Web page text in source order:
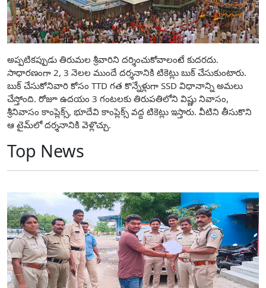
అప్పటికప్పుడు తిరుమల శ్రీవారిని దర్శించుకోవాలంటే కుద‌ర‌దు.
సాధారణంగా 2, 3 నెలల ముందే దర్శనానికి టికెట్లు బుక్ చేసుకుంటారు.
బుక్ చేసుకోనివారి కోసం TTD గత కొన్నేళ్లుగా SSD విధానాన్ని అమలు
చేస్తోంది. రోజూ ఉదయం 3 గంటలకు తిరుపతిలోని విష్ణు నివాసం,
శ్రీనివాసం కాంప్లెక్స్, భూదేవి కాంప్లెక్స్ వద్ద టికెట్లు ఇస్తారు. వీటిని తీసుకొని
ఆ టైమ్‌లో దర్శనానికి వెళ్లొచ్చు.
Top News